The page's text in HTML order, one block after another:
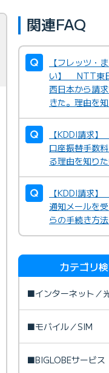
関連FAQ
【フレッツ・
い】 NTT東
西日本から請
きた。理由を
【KDDI請求
口座振替手数
る理由を知り
【KDDI請求
通知メールを
らの手続き方
カテゴリ
■インターネット／
■モバイル／SIM
■BIGLOBEサービス